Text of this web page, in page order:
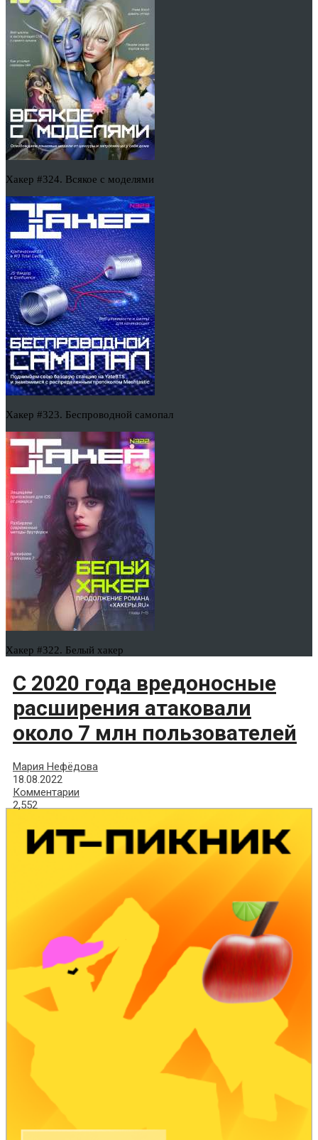
Хакер #324. Всякое с моделями
Хакер #323. Беспроводной самопал
Хакер #322. Белый хакер
С 2020 года вредоносные
расширения атаковали
около 7 млн пользователей
Мария Нефёдова
18.08.2022
Комментарии
2,552